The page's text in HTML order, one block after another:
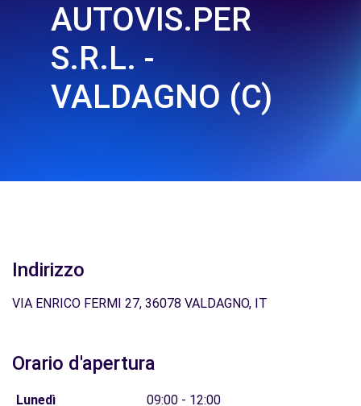
AUTOVIS.PER
S.R.L. -
VALDAGNO (C)
Indirizzo
VIA ENRICO FERMI 27, 36078 VALDAGNO, IT
Orario d'apertura
Lunedì
09:00 - 12:00